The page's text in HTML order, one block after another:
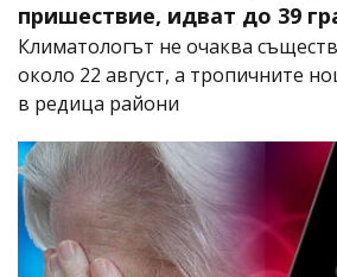
пришествие, идват до 39
Климатологът не очаква
около 22 август, а тропичните
в редица райони